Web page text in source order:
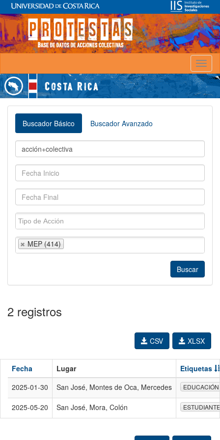
Buscador Básico Buscador Avanzado
MEP (414)
2 registros
XLSX
CSV
Fecha Lugar
Etiquetas
2025-01-30
San José, Montes de Oca, Mercedes EDUCACIÓN
2025-05-20 San José, Mora, Colón